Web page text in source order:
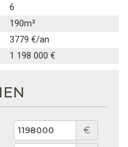
6
190m²
3779 €/an
1 198 000 €
€